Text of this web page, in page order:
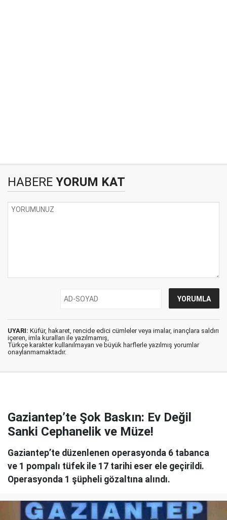
HABERE YORUM KAT
UYARI: Küfür, hakaret, rencide edici cümleler veya imalar, inançlara saldırı
içeren, imla kuralları ile yazılmamış,
Türkçe karakter kullanılmayan ve büyük harflerle yazılmış yorumlar
onaylanmamaktadır.
Gaziantep’te Şok Baskın: Ev Değil
Sanki Cephanelik ve Müze!
Gaziantep’te düzenlenen operasyonda 6 tabanca
ve 1 pompalı tüfek ile 17 tarihi eser ele geçirildi.
Operasyonda 1 şüpheli gözaltına alındı.